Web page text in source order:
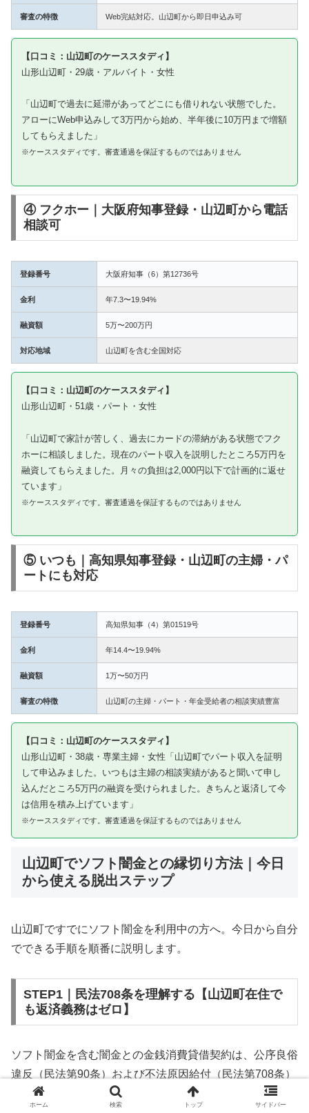
審査の特徴 Web完結対応。山辺町から即日申込み可
【口コミ：山辺町のケーススタディ】
山形山辺町・29歳・アルバイト・女性
「山辺町で過去に延滞があってどこにも借りれない状態でした。
アローにWeb申込みして3万円から始め、半年後に10万円まで増額
してもらえました」
※ケーススタディです。審査通過を保証するものではありません
④ フクホー｜大阪府知事登録・山辺町から電話
相談可
登録番号 大阪府知事（6）第12736号
金利 年7.3〜19.94%
融資額 5万〜200万円
対応地域 山辺町を含む全国対応
【口コミ：山辺町のケーススタディ】
山形山辺町・51歳・パート・女性
「山辺町で家計が苦しく、過去にカードの滞納がある状態でフク
ホーに相談しました。現在のパート収入を説明したところ5万円を
融資してもらえました。月々の負担は2,000円以下で計画的に返せ
ています」
※ケーススタディです。審査通過を保証するものではありません
⑤ いつも｜高知県知事登録・山辺町の主婦・パ
ートにも対応
登録番号 高知県知事（4）第01519号
金利 年14.4〜19.94%
融資額 1万〜50万円
審査の特徴 山辺町の主婦・パート・年金受給者の相談実績豊富
【口コミ：山辺町のケーススタディ】
山形山辺町・38歳・専業主婦・女性「山辺町でパート収入を証明
して申込みました。いつもは主婦の相談実績があると聞いて申し
込んだところ5万円の融資を受けられました。きちんと返済して今
は信用を積み上げています」
※ケーススタディです。審査通過を保証するものではありません
山辺町でソフト闇金との縁切り方法｜今日
から使える脱出ステップ
山辺町ですでにソフト闇金を利用中の方へ。今日から自分
でできる手順を順番に説明します。
STEP1｜民法708条を理解する【山辺町在住で
も返済義務はゼロ】
ソフト闇金を含む闇金との金銭消費貸借契約は、公序良俗
違反（民法第90条）および不法原因給付（民法第708条）
に該当するため、法的には無効です。山辺町在住であって
ホーム 検索 トップ サイドバー